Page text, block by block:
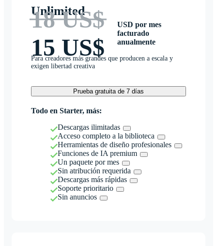
Unlimited
18 US$
15 US$
USD por mes
facturado
anualmente
Para creadores más grandes que producen a escala y
exigen libertad creativa
Prueba gratuita de 7 días
Todo en Starter, más:
Descargas ilimitadas
Acceso completo a la biblioteca
Herramientas de diseño profesionales
Funciones de IA premium
Un paquete por mes
Sin atribución requerida
Descargas más rápidas
Soporte prioritario
Sin anuncios